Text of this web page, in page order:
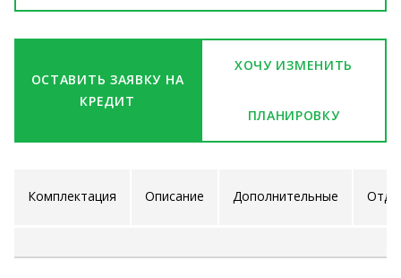
ХОЧУ ИЗМЕНИТЬ
ПЛАНИРОВКУ
ОСТАВИТЬ ЗАЯВКУ НА
КРЕДИТ
Комплектация Описание Дополнительные